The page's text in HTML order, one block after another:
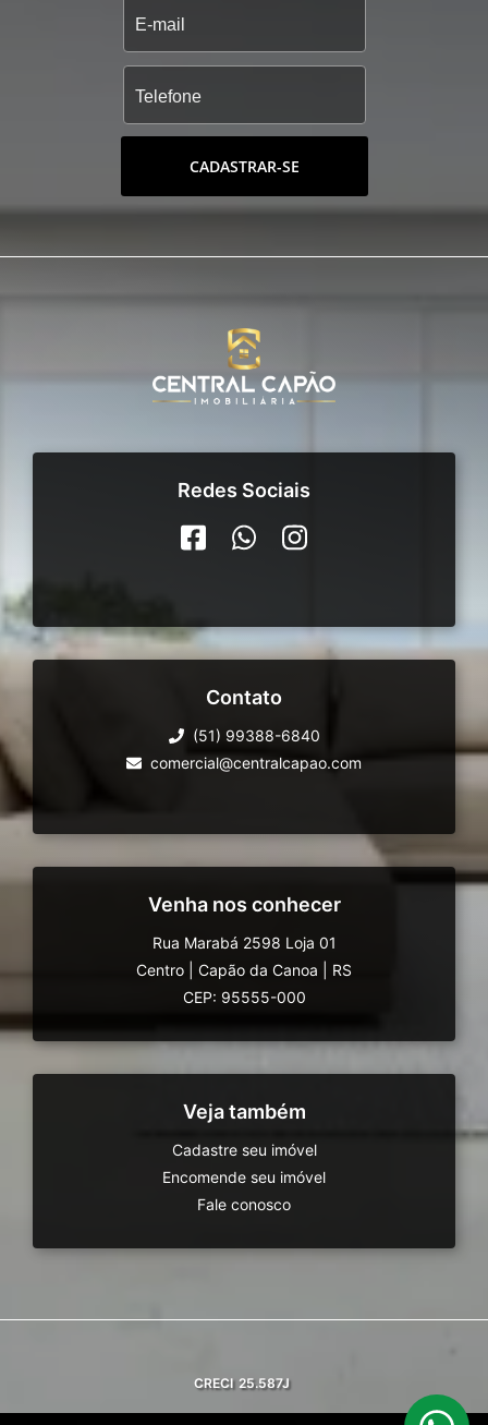
CADASTRAR-SE
Redes Sociais
Contato
(51) 99388-6840
comercial@centralcapao.com
Venha nos conhecer
Rua Marabá 2598 Loja 01
Centro
Capão da Canoa
RS
CEP: 95555-000
Veja também
Cadastre seu imóvel
Encomende seu imóvel
Fale conosco
CRECI 25.587J